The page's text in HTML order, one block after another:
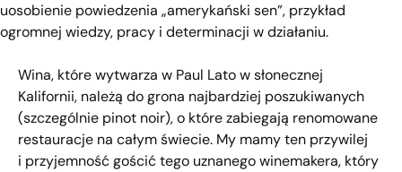
uosobienie powiedzenia „amerykański sen”, przykład
ogromnej wiedzy, pracy i determinacji w działaniu.
Wina, które wytwarza w Paul Lato w słonecznej
Kalifornii, należą do grona najbardziej poszukiwanych
(szczególnie pinot noir), o które zabiegają renomowane
restauracje na całym świecie. My mamy ten przywilej
i przyjemność gościć tego uznanego winemakera, który